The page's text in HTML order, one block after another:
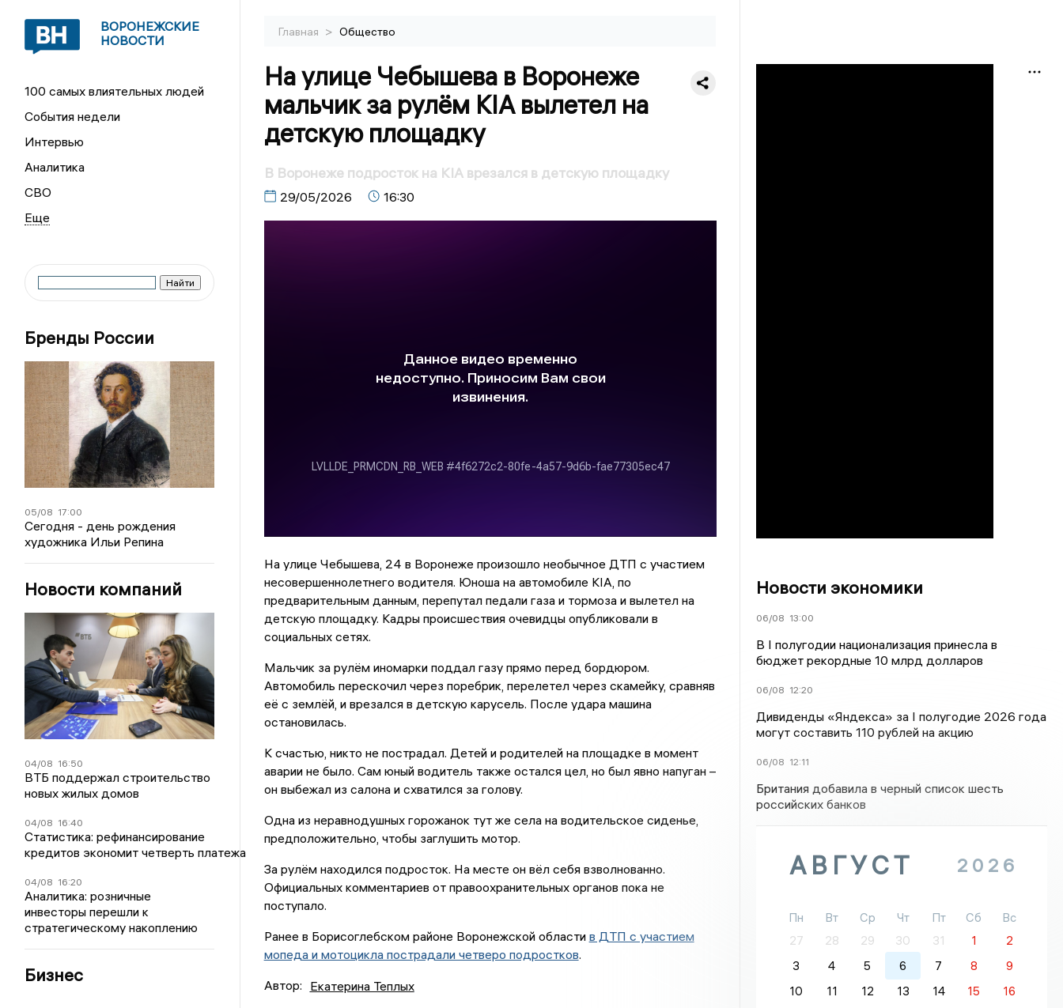
ВОРОНЕЖСКИЕ
НОВОСТИ
100 самых влиятельных людей
События недели
Интервью
Аналитика
СВО
Бренды России
05/08 17:00
Сегодня - день рождения
художника Ильи Репина
Новости компаний
04/08 16:50
ВТБ поддержал строительство
новых жилых домов
04/08 16:40
Статистика: рефинансирование
кредитов экономит четверть платежа
04/08 16:20
Аналитика: розничные
инвесторы перешли к
стратегическому накоплению
Бизнес
Главная > Общество
На улице Чебышева в Воронеже
мальчик за рулём KIA вылетел на
детскую площадку
В Воронеже подросток на KIA врезался в детскую площадку
29/05/2026 16:30
На улице Чебышева, 24 в Воронеже произошло необычное ДТП с участием
несовершеннолетнего водителя. Юноша на автомобиле KIA, по
предварительным данным, перепутал педали газа и тормоза и вылетел на
детскую площадку. Кадры происшествия очевидцы опубликовали в
социальных сетях.
Мальчик за рулём иномарки поддал газу прямо перед бордюром.
Автомобиль перескочил через поребрик, перелетел через скамейку, сравняв
её с землёй, и врезался в детскую карусель. После удара машина
остановилась.
К счастью, никто не пострадал. Детей и родителей на площадке в момент
аварии не было. Сам юный водитель также остался цел, но был явно напуган –
он выбежал из салона и схватился за голову.
Одна из неравнодушных горожанок тут же села на водительское сиденье,
предположительно, чтобы заглушить мотор.
За рулём находился подросток. На месте он вёл себя взволнованно.
Официальных комментариев от правоохранительных органов пока не
поступало.
Ранее в Борисоглебском районе Воронежской области в ДТП с участием
мопеда и мотоцикла пострадали четверо подростков.
Автор: Екатерина Теплых
Новости экономики
06/08 13:00
В I полугодии национализация принесла в
бюджет рекордные 10 млрд долларов
06/08 12:20
Дивиденды «Яндекса» за I полугодие 2026 года
могут составить 110 рублей на акцию
06/08 12:11
Британия добавила в черный список шесть
российских банков
АВГУСТ 2026
Пн Вт Ср Чт Пт Сб
Вс
27
28 29 30 31 1
2
3
4 5 6 7 8
9
10
11 12 13 14 15
16